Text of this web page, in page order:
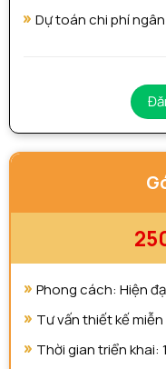
Dự toán chi phí
Phong cách: Hiện
Tư vấn thiết kế miễn
Thời gian triển khai: